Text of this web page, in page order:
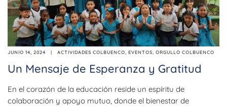
JUNIO 14, 2024 ACTIVIDADES COLBUENCO, EVENTOS, ORGULLO COLBUENCO
Un Mensaje de Esperanza y Gratitud
En el corazón de la educación reside un espíritu de
colaboración y apoyo mutuo, donde el bienestar de